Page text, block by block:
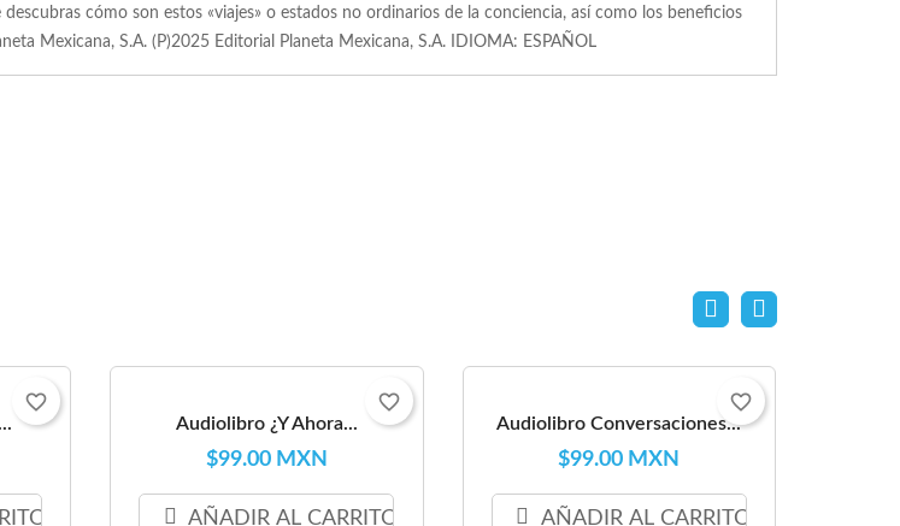
cómo son estos «viajes» o estados no ordinarios de la conciencia, así como los beneficios
Mexicana, S.A. (P)2025 Editorial Planeta Mexicana, S.A. IDIOMA: ESPAÑOL
favorite_border
Audiolibro ¿Y Ahora...
$99.00 MXN
AÑADIR AL CARRITO
favorite_border
Audiolibro Conversaciones...
$99.00 MXN
AÑADIR AL CARRITO
favorite_border